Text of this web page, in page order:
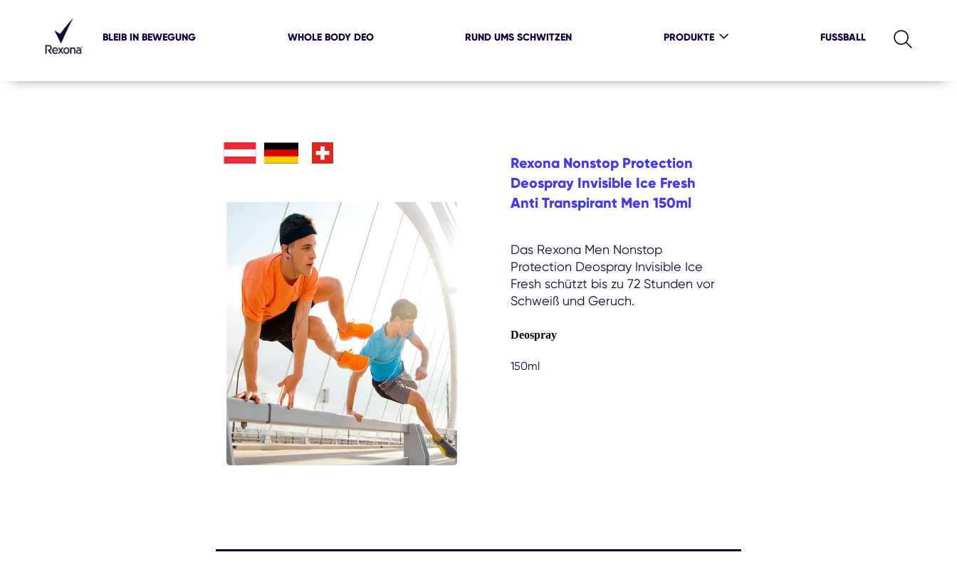
BLEIB IN BEWEGUNG WHOLE BODY DEO RUND UMS SCHWITZEN PRODUKTE FUSSBALL
Rexona Nonstop Protection
Deospray Invisible Ice Fresh
Anti Transpirant Men 150ml
Das Rexona Men Nonstop
Protection Deospray Invisible Ice
Fresh schützt bis zu 72 Stunden vor
Schweiß und Geruch.
Deospray
150ml